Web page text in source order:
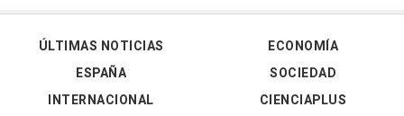
ÚLTIMAS NOTICIAS
ESPAÑA
INTERNACIONAL
ECONOMÍA
SOCIEDAD
CIENCIAPLUS